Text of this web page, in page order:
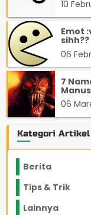
10
Emot
sihh??
06
7
06
Kategori Artikel
Berita
Tips & Trik
Lainnya